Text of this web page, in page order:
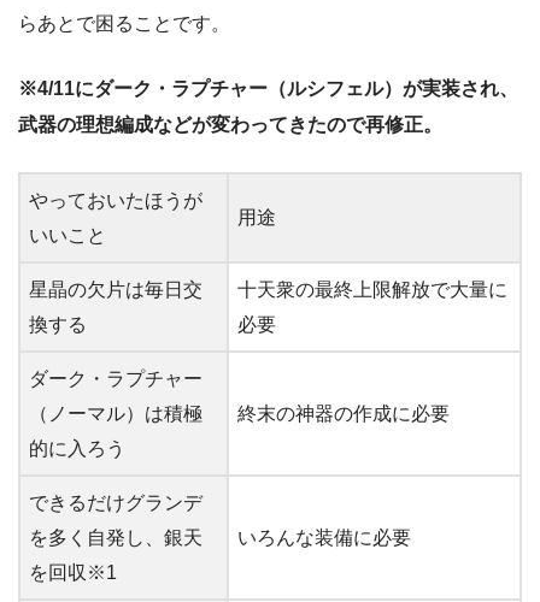
らあとで困ることです。
※4/11にダーク・ラプチャー（ルシフェル）が実装され、
武器の理想編成などが変わってきたので再修正。
やっておいたほうが
いいこと
用途
星晶の欠片は毎日交
換する
十天衆の最終上限解放で大量に
必要
ダーク・ラプチャー
（ノーマル）は積極
的に入ろう
終末の神器の作成に必要
できるだけグランデ
を多く自発し、銀天
を回収※1
いろんな装備に必要